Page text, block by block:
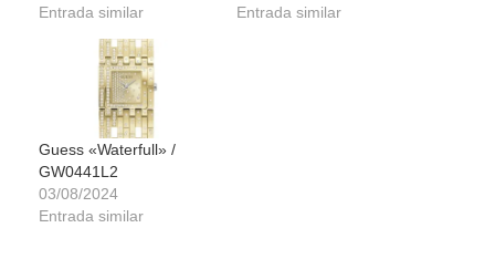
Entrada similar
Entrada similar
Guess «Waterfull» /
GW0441L2
03/08/2024
Entrada similar